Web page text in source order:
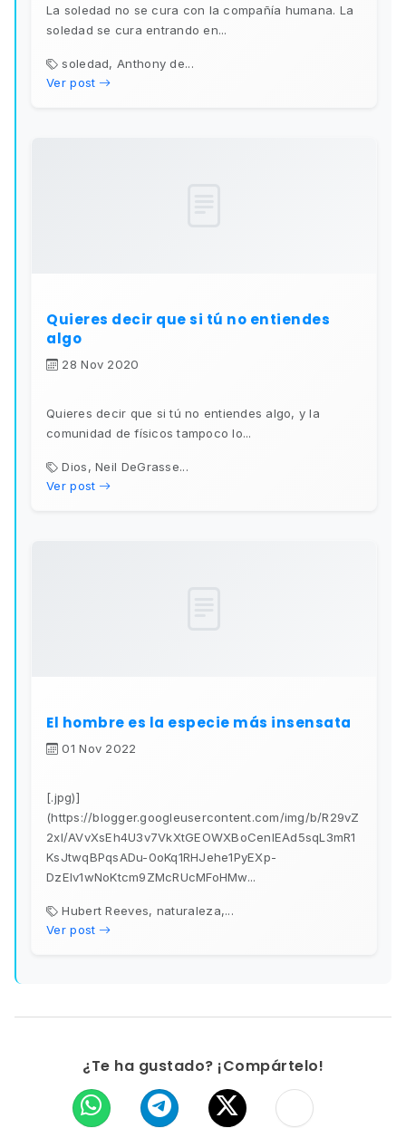
La soledad no se cura con la compañía humana. La
soledad se cura entrando en...
soledad, Anthony de...
Ver post
Quieres decir que si tú no entiendes
algo
28 Nov 2020
Quieres decir que si tú no entiendes algo, y la
comunidad de físicos tampoco lo...
Dios, Neil DeGrasse...
Ver post
El hombre es la especie más insensata
01 Nov 2022
[.jpg)]
(https://blogger.googleusercontent.com/img/b/R29vZ
2xl/AVvXsEh4U3v7VkXtGEOWXBoCenIEAd5sqL3mR1
KsJtwqBPqsADu-0oKq1RHJehe1PyEXp-
DzEIv1wNoKtcm9ZMcRUcMFoHMw...
Hubert Reeves, naturaleza,...
Ver post
¿Te ha gustado? ¡Compártelo!